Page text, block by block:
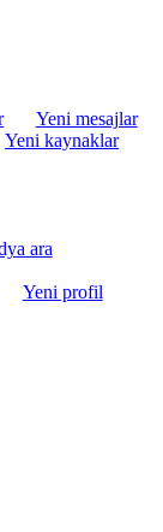
Yeni mesajlar
Yeni kaynaklar
ara
Yeni profil